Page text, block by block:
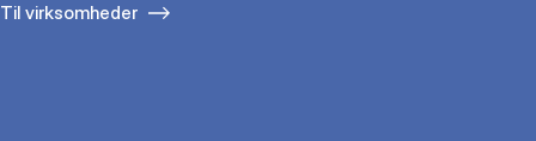
Til virksomheder